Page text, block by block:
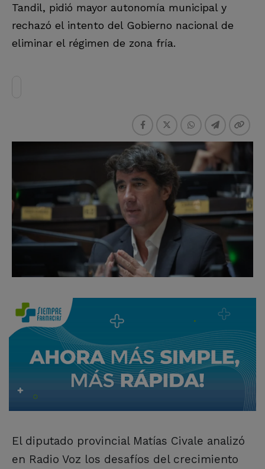
Tandil, pidió mayor autonomía municipal y
rechazó el intento del Gobierno nacional de
eliminar el régimen de zona fría.
El diputado provincial Matías Civale analizó
en Radio Voz los desafíos del crecimiento